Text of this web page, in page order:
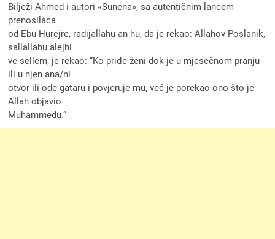
Bilježi Ahmed i autori «Sunena», sa autentičnim lancem
prenosilaca
od Ebu-Hurejre, radijallahu an hu, da je rekao: Allahov Poslanik,
sallallahu alejhi
ve sellem, je rekao: “Ko priđe ženi dok je u mjesečnom pranju
ili u njen ana/ni
otvor ili ode gataru i povjeruje mu, već je porekao ono što je
Allah objavio
Muhammedu.”